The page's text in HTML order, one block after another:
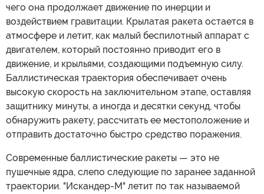
чего она продолжает движение по инерции и
воздействием гравитации. Крылатая ракета остается в
атмосфере и летит, как малый беспилотный аппарат с
двигателем, который постоянно приводит его в
движение, и крыльями, создающими подъемную силу.
Баллистическая траектория обеспечивает очень
высокую скорость на заключительном этапе, оставляя
защитнику минуты, а иногда и десятки секунд, чтобы
обнаружить ракету, рассчитать ее местоположение и
отправить достаточно быстро средство поражения.
Современные баллистические ракеты — это не
пушечные ядра, слепо следующие по заранее заданной
траектории. "Искандер-М" летит по так называемой